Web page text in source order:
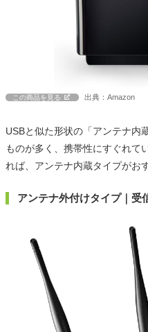
この商品を見る 出典：Amazon
USBと似た形状の「アンテナ内
ものが多く、携帯性にすぐれて
れば、アンテナ内蔵タイプがお
アンテナ外付けタイプ｜受